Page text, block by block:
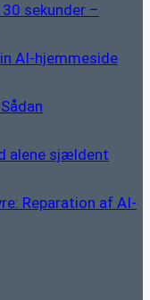
sekunder –
AI-hjemmeside
alene sjældent
Reparation af AI-